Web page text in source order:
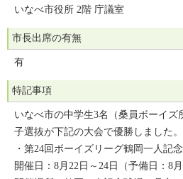
いなべ市役所 2階 庁議室
市長出席の有無
有
特記事項
いなべ市の中学生3名（桑員ボーイ
子選抜が下記の大会で優勝しました。
・第24回ボーイズリーグ鶴岡一人記
開催日：8月22日～24日（予備日：8月